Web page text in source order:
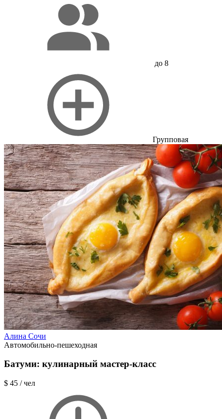
до 8
Групповая
Алина Сочи
Автомобильно-пешеходная
Батуми: кулинарный мастер-класс
$ 45 / чел